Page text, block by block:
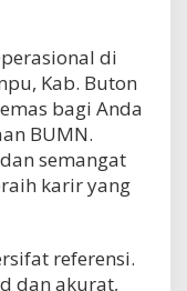
di
Kab. Buton
bagi Anda
BUMN.
semangat
karir yang
referensi.
dan akurat,